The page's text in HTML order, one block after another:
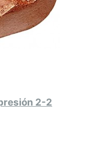
2-2